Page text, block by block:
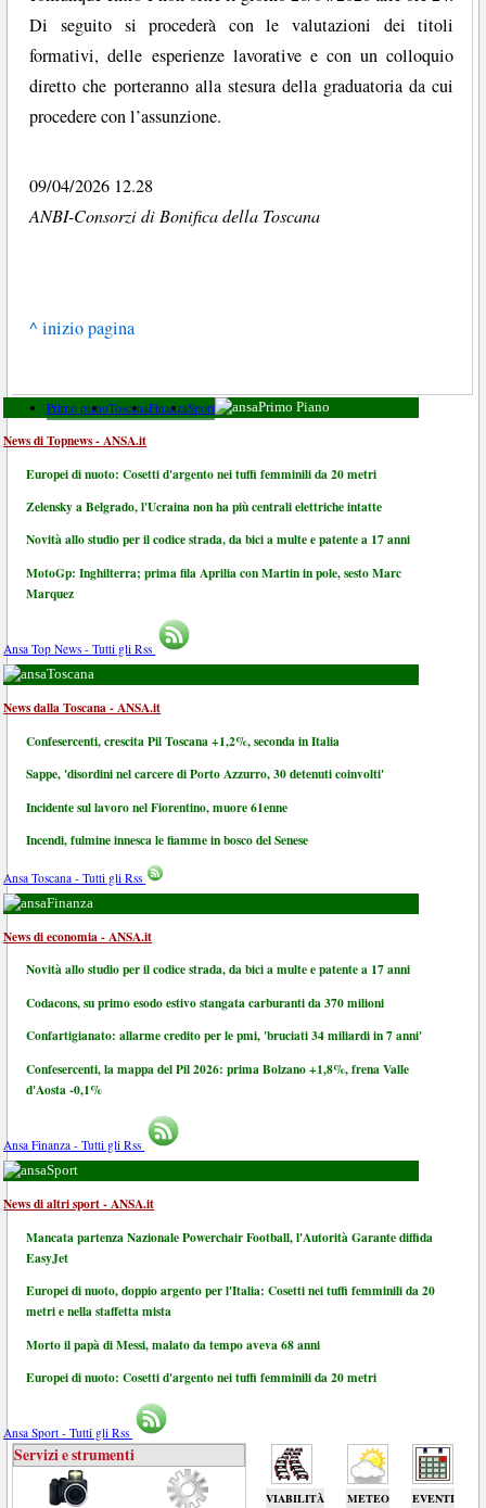
Di seguito si procederà con le valutazioni dei titoli
formativi, delle esperienze lavorative e con un colloquio
diretto che porteranno alla stesura della graduatoria da cui
procedere con l’assunzione.
09/04/2026 12.28
ANBI-Consorzi di Bonifica della Toscana
^ inizio pagina
Primo pianoToscanaFinanzaSport Primo Piano
News di Topnews - ANSA.it
Europei di nuoto: Cosetti d'argento nei tuffi femminili da 20 metri
Zelensky a Belgrado, l'Ucraina non ha più centrali elettriche intatte
Novità allo studio per il codice strada, da bici a multe e patente a 17 anni
MotoGp: Inghilterra; prima fila Aprilia con Martin in pole, sesto Marc
Marquez
Ansa Top News - Tutti gli Rss
Toscana
News dalla Toscana - ANSA.it
Confesercenti, crescita Pil Toscana +1,2%, seconda in Italia
Sappe, 'disordini nel carcere di Porto Azzurro, 30 detenuti coinvolti'
Incidente sul lavoro nel Fiorentino, muore 61enne
Incendi, fulmine innesca le fiamme in bosco del Senese
Ansa Toscana - Tutti gli Rss
Finanza
News di economia - ANSA.it
Novità allo studio per il codice strada, da bici a multe e patente a 17 anni
Codacons, su primo esodo estivo stangata carburanti da 370 milioni
Confartigianato: allarme credito per le pmi, 'bruciati 34 miliardi in 7 anni'
Confesercenti, la mappa del Pil 2026: prima Bolzano +1,8%, frena Valle
d'Aosta -0,1%
Ansa Finanza - Tutti gli Rss
Sport
News di altri sport - ANSA.it
Mancata partenza Nazionale Powerchair Football, l'Autorità Garante diffida
EasyJet
Europei di nuoto, doppio argento per l'Italia: Cosetti nei tuffi femminili da 20
metri e nella staffetta mista
Morto il papà di Messi, malato da tempo aveva 68 anni
Europei di nuoto: Cosetti d'argento nei tuffi femminili da 20 metri
Ansa Sport - Tutti gli Rss
VIABILITÀ METEO EVENTI
Servizi e strumenti